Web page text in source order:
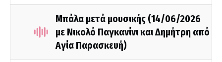
Μπάλα μετά μουσικής (14/06/2026
με Νικολό Παγκανίνι και Δημήτρη από
Αγία Παρασκευή)